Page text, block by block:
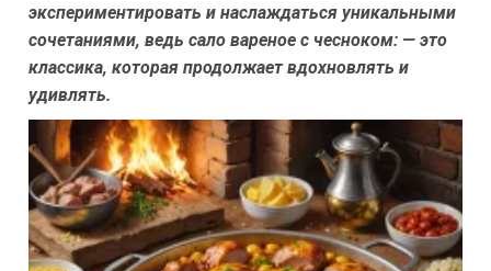
экспериментировать и наслаждаться уникальными
сочетаниями, ведь сало вареное с чесноком: — это
классика, которая продолжает вдохновлять и
удивлять.